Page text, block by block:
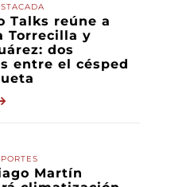
Talks reúne a
Torrecilla y
dos
entre el césped
Martín